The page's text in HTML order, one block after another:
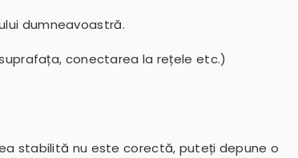
dumneavoastră.
conectarea la rețele etc.)
stabilită nu este corectă, puteți depune o